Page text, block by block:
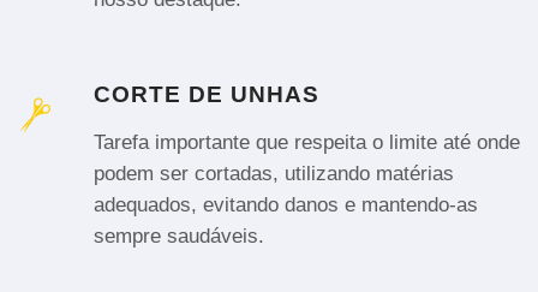
CORTE DE UNHAS
Tarefa importante que respeita o limite até onde
podem ser cortadas, utilizando matérias
adequados, evitando danos e mantendo-as
sempre saudáveis.